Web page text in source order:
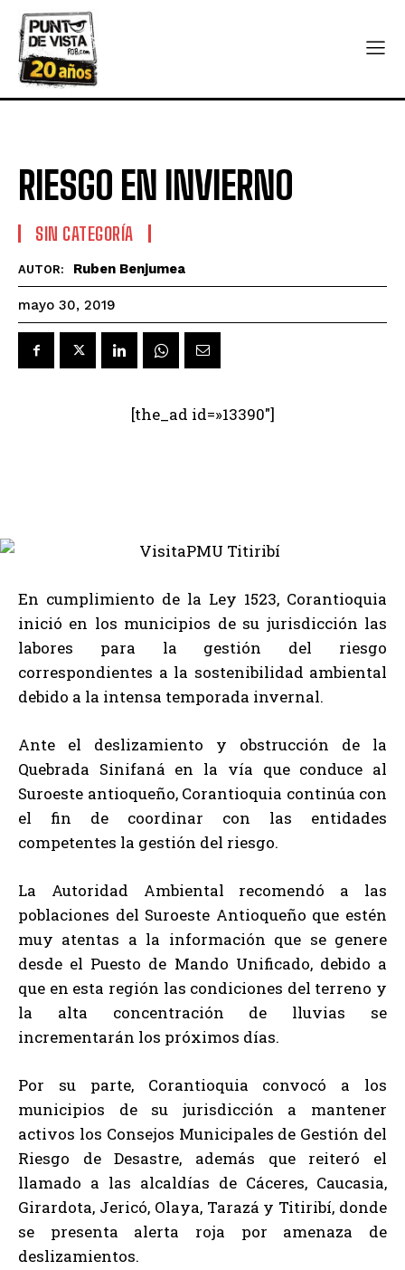
RIESGO EN INVIERNO
SIN CATEGORÍA
AUTOR: Ruben Benjumea
mayo 30, 2019
[the_ad id=»13390″]
En cumplimiento de la Ley 1523, Corantioquia
inició en los municipios de su jurisdicción las
labores para la gestión del riesgo
correspondientes a la sostenibilidad ambiental
debido a la intensa temporada invernal.
Ante el deslizamiento y obstrucción de la
Quebrada Sinifaná en la vía que conduce al
Suroeste antioqueño, Corantioquia continúa con
el fin de coordinar con las entidades
competentes la gestión del riesgo.
La Autoridad Ambiental recomendó a las
poblaciones del Suroeste Antioqueño que estén
muy atentas a la información que se genere
desde el Puesto de Mando Unificado, debido a
que en esta región las condiciones del terreno y
la alta concentración de lluvias se
incrementarán los próximos días.
Por su parte, Corantioquia convocó a los
municipios de su jurisdicción a mantener
activos los Consejos Municipales de Gestión del
Riesgo de Desastre, además que reiteró el
llamado a las alcaldías de Cáceres, Caucasia,
Girardota, Jericó, Olaya, Tarazá y Titiribí, donde
se presenta alerta roja por amenaza de
deslizamientos.